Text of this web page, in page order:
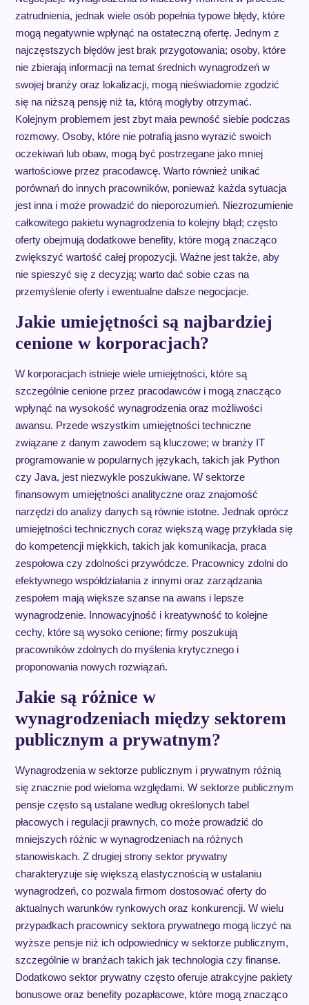
zatrudnienia, jednak wiele osób popełnia typowe błędy, które
mogą negatywnie wpłynąć na ostateczną ofertę. Jednym z
najczęstszych błędów jest brak przygotowania; osoby, które
nie zbierają informacji na temat średnich wynagrodzeń w
swojej branży oraz lokalizacji, mogą nieświadomie zgodzić
się na niższą pensję niż ta, którą mogłyby otrzymać.
Kolejnym problemem jest zbyt mała pewność siebie podczas
rozmowy. Osoby, które nie potrafią jasno wyrazić swoich
oczekiwań lub obaw, mogą być postrzegane jako mniej
wartościowe przez pracodawcę. Warto również unikać
porównań do innych pracowników, ponieważ każda sytuacja
jest inna i może prowadzić do nieporozumień. Niezrozumienie
całkowitego pakietu wynagrodzenia to kolejny błąd; często
oferty obejmują dodatkowe benefity, które mogą znacząco
zwiększyć wartość całej propozycji. Ważne jest także, aby
nie spieszyć się z decyzją; warto dać sobie czas na
przemyślenie oferty i ewentualne dalsze negocjacje.
Jakie umiejętności są najbardziej
cenione w korporacjach?
W korporacjach istnieje wiele umiejętności, które są
szczególnie cenione przez pracodawców i mogą znacząco
wpłynąć na wysokość wynagrodzenia oraz możliwości
awansu. Przede wszystkim umiejętności techniczne
związane z danym zawodem są kluczowe; w branży IT
programowanie w popularnych językach, takich jak Python
czy Java, jest niezwykle poszukiwane. W sektorze
finansowym umiejętności analityczne oraz znajomość
narzędzi do analizy danych są równie istotne. Jednak oprócz
umiejętności technicznych coraz większą wagę przykłada się
do kompetencji miękkich, takich jak komunikacja, praca
zespołowa czy zdolności przywódcze. Pracownicy zdolni do
efektywnego współdziałania z innymi oraz zarządzania
zespołem mają większe szanse na awans i lepsze
wynagrodzenie. Innowacyjność i kreatywność to kolejne
cechy, które są wysoko cenione; firmy poszukują
pracowników zdolnych do myślenia krytycznego i
proponowania nowych rozwiązań.
Jakie są różnice w
wynagrodzeniach między sektorem
publicznym a prywatnym?
Wynagrodzenia w sektorze publicznym i prywatnym różnią
się znacznie pod wieloma względami. W sektorze publicznym
pensje często są ustalane według określonych tabel
płacowych i regulacji prawnych, co może prowadzić do
mniejszych różnic w wynagrodzeniach na różnych
stanowiskach. Z drugiej strony sektor prywatny
charakteryzuje się większą elastycznością w ustalaniu
wynagrodzeń, co pozwala firmom dostosować oferty do
aktualnych warunków rynkowych oraz konkurencji. W wielu
przypadkach pracownicy sektora prywatnego mogą liczyć na
wyższe pensje niż ich odpowiednicy w sektorze publicznym,
szczególnie w branżach takich jak technologia czy finanse.
Dodatkowo sektor prywatny często oferuje atrakcyjne pakiety
bonusowe oraz benefity pozapłacowe, które mogą znacząco